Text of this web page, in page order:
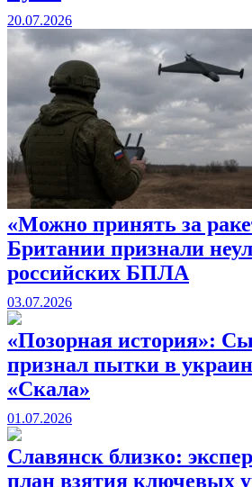
20.07.2026
«Можно принять за
Британии признали
российских БПЛА
03.07.2026
«Позорная история»:
признал пытки в
«Скала»
01.07.2026
Славянск близко:
план взятия ключевых